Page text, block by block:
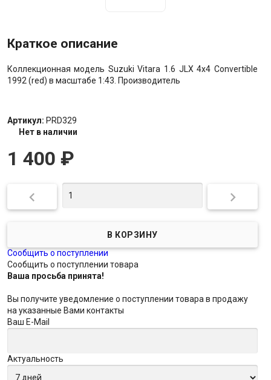
Краткое описание
Коллекционная модель Suzuki Vitara 1.6 JLX 4x4 Convertible
1992 (red) в масштабе 1:43. Производитель
Артикул: PRD329
Нет в наличии
1 400 ₽
 
Сообщить о поступлении
Сообщить о поступлении товара
Ваша просьба принята!
Вы получите уведомление о поступлении товара в продажу
на указанные Вами контакты
Ваш E-Mail
Актуальность